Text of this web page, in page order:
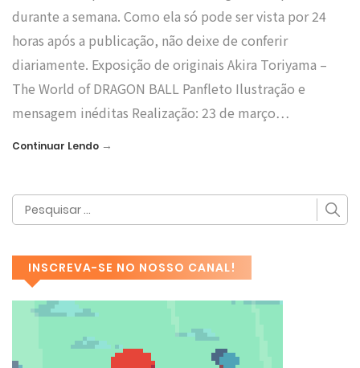
durante a semana. Como ela só pode ser vista por 24
horas após a publicação, não deixe de conferir
diariamente. Exposição de originais Akira Toriyama –
The World of DRAGON BALL Panfleto Ilustração e
mensagem inéditas Realização: 23 de março…
Continuar Lendo →
INSCREVA-SE NO NOSSO CANAL!